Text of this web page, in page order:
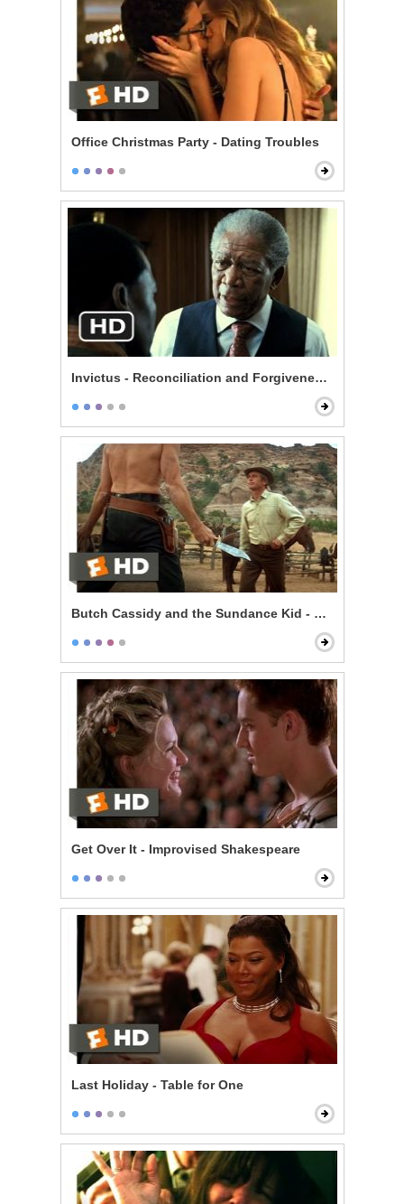
Office Christmas Party - Dating Troubles
Invictus - Reconciliation and Forgiveness Start Here
Butch Cassidy and the Sundance Kid - Knife Fight
Get Over It - Improvised Shakespeare
Last Holiday - Table for One